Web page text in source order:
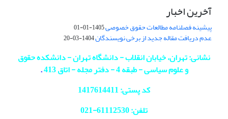
آخرین اخبار
پیشینه فصلنامه مطالعات حقوق خصوصی1405-01-01
عدم دریافت مقاله جدید از برخی نویسندگان1404-03-20
نشانی: تهران، خیابان انقلاب - دانشگاه تهران - دانشکده حقوق
و علوم سیاسی - طبقه 4 - دفتر مجله - اتاق 413
.
کد پستی: 1417614411
تلفن: 61112530-
021